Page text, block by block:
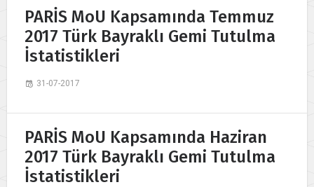
PARİS MoU Kapsamında Temmuz
2017 Türk Bayraklı Gemi Tutulma
İstatistikleri
31-07-2017
PARİS MoU Kapsamında Haziran
2017 Türk Bayraklı Gemi Tutulma
İstatistikleri